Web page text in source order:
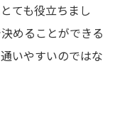
ても役立ちまし
めることができる
いやすいのではな